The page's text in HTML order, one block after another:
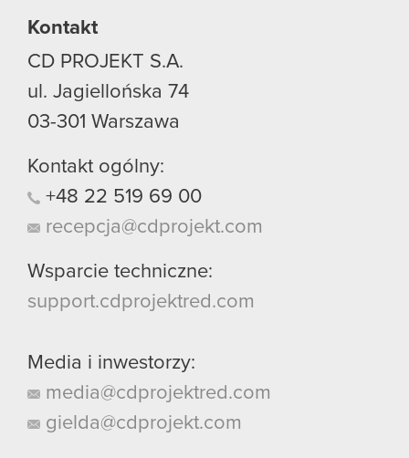
Kontakt
CD PROJEKT S.A.
ul. Jagiellońska 74
03-301 Warszawa
Kontakt ogólny:
+48 22 519 69 00
recepcja@cdprojekt.com
Wsparcie techniczne:
support.cdprojektred.com
Media i inwestorzy:
media@cdprojektred.com
gielda@cdprojekt.com